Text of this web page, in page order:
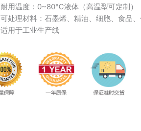
耐用温度：0~80℃液体（高温型可定制）
可处理材料：石墨烯、精油、细胞、食品
适用于工业生产线